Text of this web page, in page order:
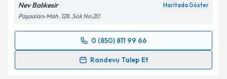
kapsamda işlenmesini kabul ediyorum.
Takvim Talebini Gönder
Nev Balıkesir Haritada Göster
Paşaalanı Mah. 128. Sok No:20
0 (850) 811 99 66
Randevu Talep Et
Randevu Takvimi Talebi